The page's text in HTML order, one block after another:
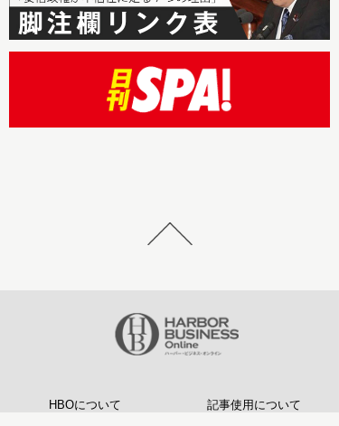
HBOについて 記事使用について